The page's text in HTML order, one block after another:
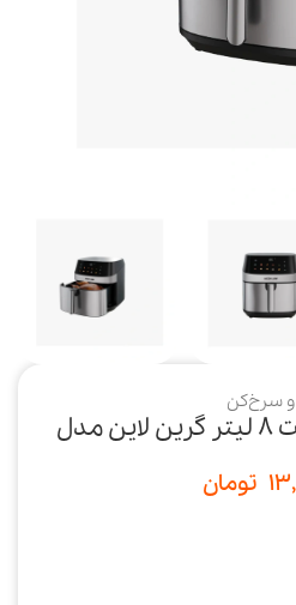
و سرخ‌کن
هواپز Deluxe ظرفیت ۸ لیتر گرین لاین مدل
تومان